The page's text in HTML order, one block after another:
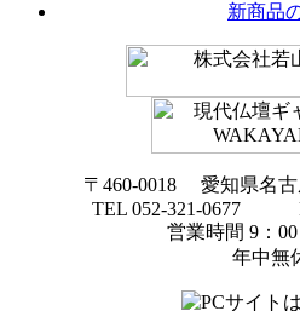
新商品
〒460-0018 愛知県名古
TEL 052-321-0677
営業時間 9：
年中無